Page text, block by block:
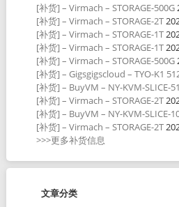
[补货] – Virmach – STORAGE-500G
[补货] – Virmach – STORAGE-2T
[补货] – Virmach – STORAGE-1T
[补货] – Virmach – STORAGE-1T
[补货] – Virmach – STORAGE-500G
[补货] – Gigsgigscloud – TYO-K1
[补货] – BuyVM – NY-KVM-SLICE-
[补货] – Virmach – STORAGE-2T
[补货] – BuyVM – NY-KVM-SLICE-
[补货] – Virmach – STORAGE-2T
>>>更多补货信息
文章分类